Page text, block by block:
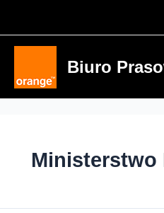
Biuro
Ministerstwo